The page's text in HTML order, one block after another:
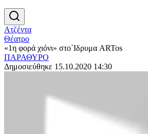
Ατζέντα
Θέατρο
«1η φορά χιόνι» στο΄Ιδρυμα ARTos
ΠΑΡΑΘΥΡΟ
Δημοσιεύθηκε 15.10.2020 14:30